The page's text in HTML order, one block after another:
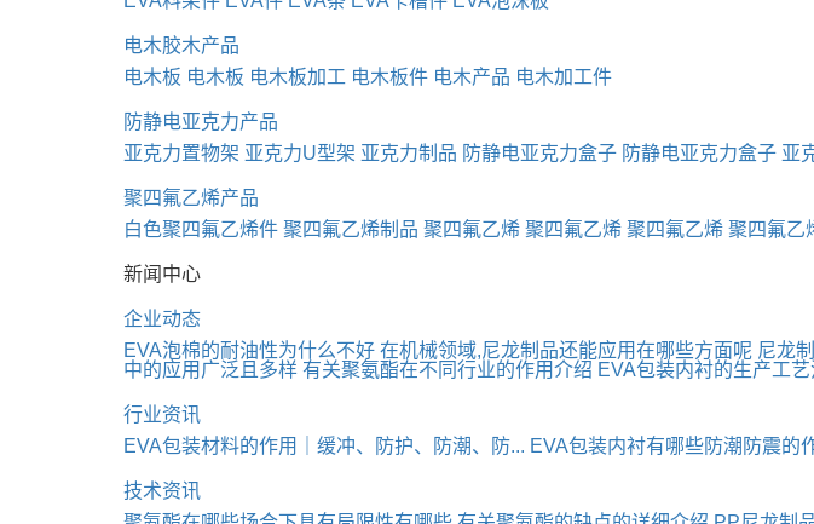
电木胶木产品
电木板 电木板 电木板加工 电木板件 电木产品 电木加工件
防静电亚克力产品
亚克力置物架 亚克力U型架 亚克力制品 防静电亚克力盒子 防静电亚克力盒子 亚
聚四氟乙烯产品
白色聚四氟乙烯件 聚四氟乙烯制品 聚四氟乙烯 聚四氟乙烯 聚四氟乙烯 聚四氟乙
新闻中心
企业动态
EVA泡棉的耐油性为什么不好 在机械领域,尼龙制品还能应用在哪些方面呢 尼龙
中的应用广泛且多样 有关聚氨酯在不同行业的作用介绍 EVA包装内衬的生产工
行业资讯
EVA包装材料的作用｜缓冲、防护、防潮、防... EVA包装内衬有哪些防潮防震的
技术资讯